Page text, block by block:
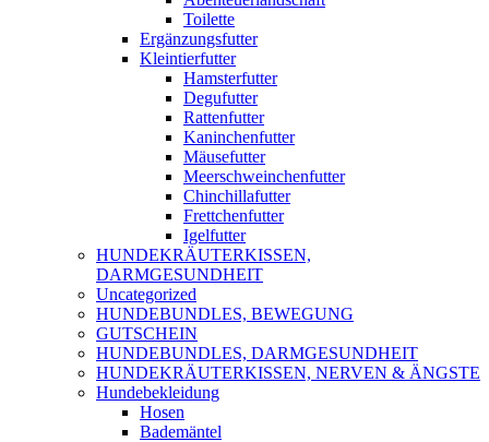
Toilette
Ergänzungsfutter
Kleintierfutter
Hamsterfutter
Degufutter
Rattenfutter
Kaninchenfutter
Mäusefutter
Meerschweinchenfutter
Chinchillafutter
Frettchenfutter
Igelfutter
HUNDEKRÄUTERKISSEN,
DARMGESUNDHEIT
Uncategorized
HUNDEBUNDLES, BEWEGUNG
GUTSCHEIN
HUNDEBUNDLES, DARMGESUNDHEIT
HUNDEKRÄUTERKISSEN, NERVEN & ÄNGSTE
Hundebekleidung
Hosen
Bademäntel